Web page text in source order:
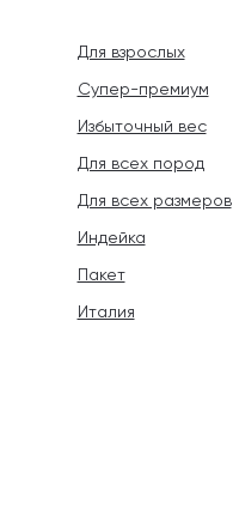
Для взрослых
Супер-премиум
Избыточный вес
Для всех пород
Для всех размеров
Индейка
Пакет
Италия